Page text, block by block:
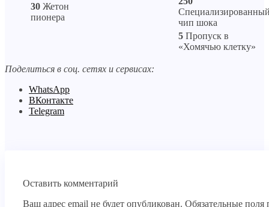
30 Жетон
пионера
чип шока
5 Пропуск в
«Хомячью клетку»
Поделиться в соц. сетях и сервисах:
WhatsApp
ВКонтакте
Telegram
Оставить комментарий
Ваш адрес email не будет опубликован. Обязательные поля